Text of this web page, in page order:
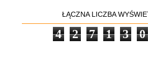
ŁĄCZNA LICZBA
4 2 7 1 3 0